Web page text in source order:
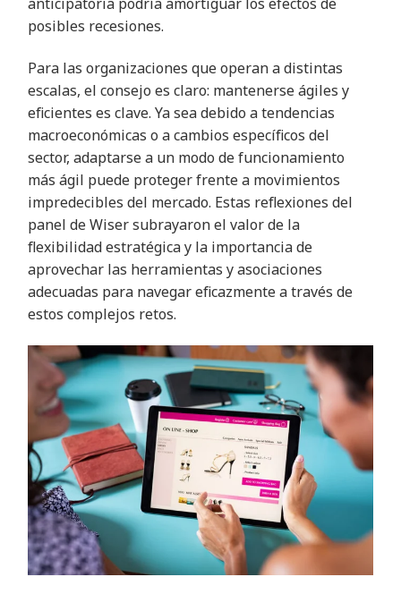
posibles recesiones.
Para las organizaciones que operan a distintas
escalas, el consejo es claro: mantenerse ágiles y
eficientes es clave. Ya sea debido a tendencias
macroeconómicas o a cambios específicos del
sector, adaptarse a un modo de funcionamiento
más ágil puede proteger frente a movimientos
impredecibles del mercado. Estas reflexiones del
panel de Wiser subrayaron el valor de la
flexibilidad estratégica y la importancia de
aprovechar las herramientas y asociaciones
adecuadas para navegar eficazmente a través de
estos complejos retos.